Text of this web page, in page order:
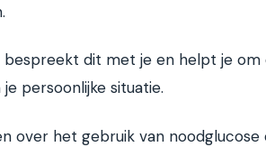
dit met je en helpt je om
persoonlijke situatie.
over het gebruik van